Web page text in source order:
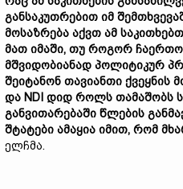
განსაკუთრებით იმ
მოსაზრება აქვთ ამ
მათ იმაში, თუ როგორ
მშვიდობიანად პოლიტიკურ
შეიტანონ თავიანთი ქვეყნის
და NDI დიდ როლს თამაშობს
განვითარებაში წლების
შტატები ამაყია იმით, რომ
ელჩმა.